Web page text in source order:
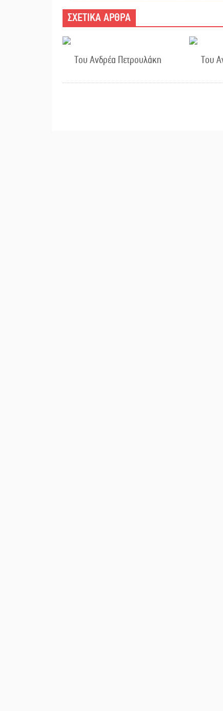
ΣΧΕΤΙΚΑ ΑΡΘΡΑ
Του Ανδρέα Πετρουλάκη Του